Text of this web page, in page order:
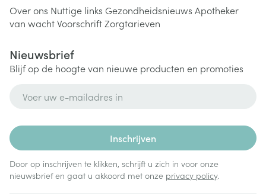
Over ons Nuttige links Gezondheidsnieuws Apotheker
van wachtVoorschriftZorgtarieven
Nieuwsbrief
Blijf op de hoogte van nieuwe producten en promoties
Inschrijven
Door op inschrijven te klikken, schrijft u zich in voor onze
nieuwsbrief en gaat u akkoord met onze privacy policy.